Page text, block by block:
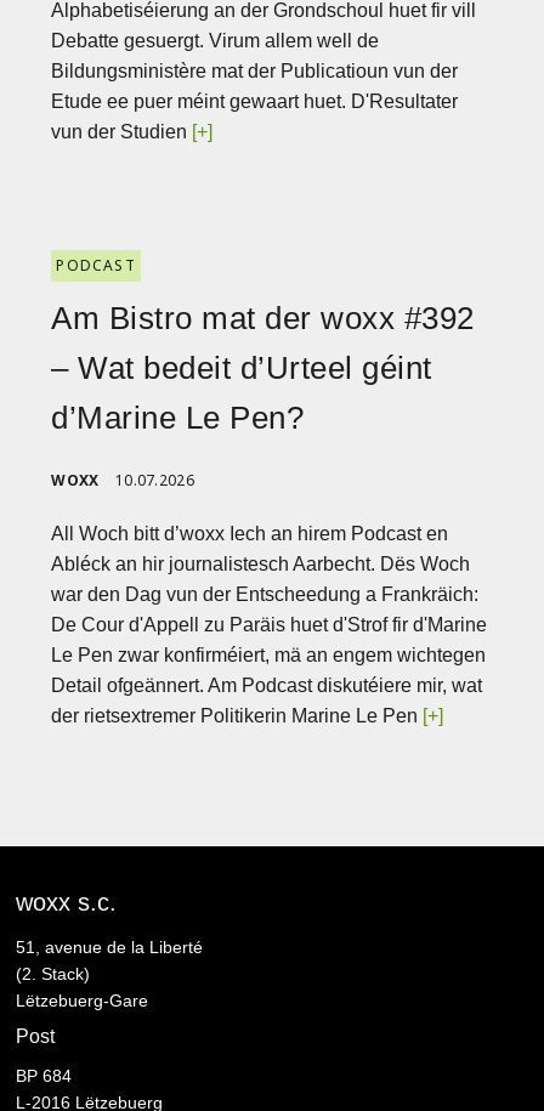
Alphabetiséierung an der Grondschoul huet fir vill
Debatte gesuergt. Virum allem well de
Bildungsministère mat der Publicatioun vun der
Etude ee puer méint gewaart huet. D'Resultater
vun der Studien [+]
PODCAST
Am Bistro mat der woxx #392
– Wat bedeit d’Urteel géint
d’Marine Le Pen?
WOXX 10.07.2026
All Woch bitt d’woxx Iech an hirem Podcast en
Abléck an hir journalistesch Aarbecht. Dës Woch
war den Dag vun der Entscheedung a Frankräich:
De Cour d'Appell zu Paräis huet d'Strof fir d'Marine
Le Pen zwar konfirméiert, mä an engem wichtegen
Detail ofgeännert. Am Podcast diskutéiere mir, wat
der rietsextremer Politikerin Marine Le Pen [+]
woxx s.c.
51, avenue de la Liberté
(2. Stack)
Lëtzebuerg-Gare
Post
BP 684
L-2016 Lëtzebuerg